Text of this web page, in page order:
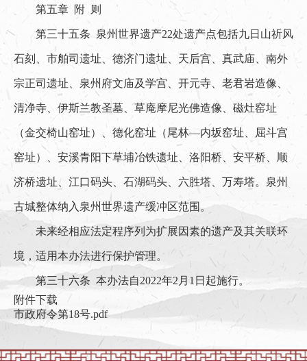
第五章 附 则
第三十五条 泉州世界遗产22处遗产点包括九日山祈风
石刻、市舶司遗址、德济门遗址、天后宫、真武庙、南外
宗正司遗址、泉州府文庙及学宫、开元寺、老君岩造像、
清净寺、伊斯兰教圣墓、草庵摩尼光佛造像、磁灶窑址
（金交椅山窑址）、德化窑址（尾林—内坂窑址、屈斗宫
窑址）、安溪青阳下草埔冶铁遗址、洛阳桥、安平桥、顺
济桥遗址、江口码头、石湖码头、六胜塔、万寿塔。泉州
古城整体纳入泉州世界遗产缓冲区范围。
未来经相应法定程序列为扩展因素的遗产及其关联环
境，适用本办法进行保护管理。
第三十六条 本办法自2022年2月1日起施行。
附件下载
市政府令第18号.pdf